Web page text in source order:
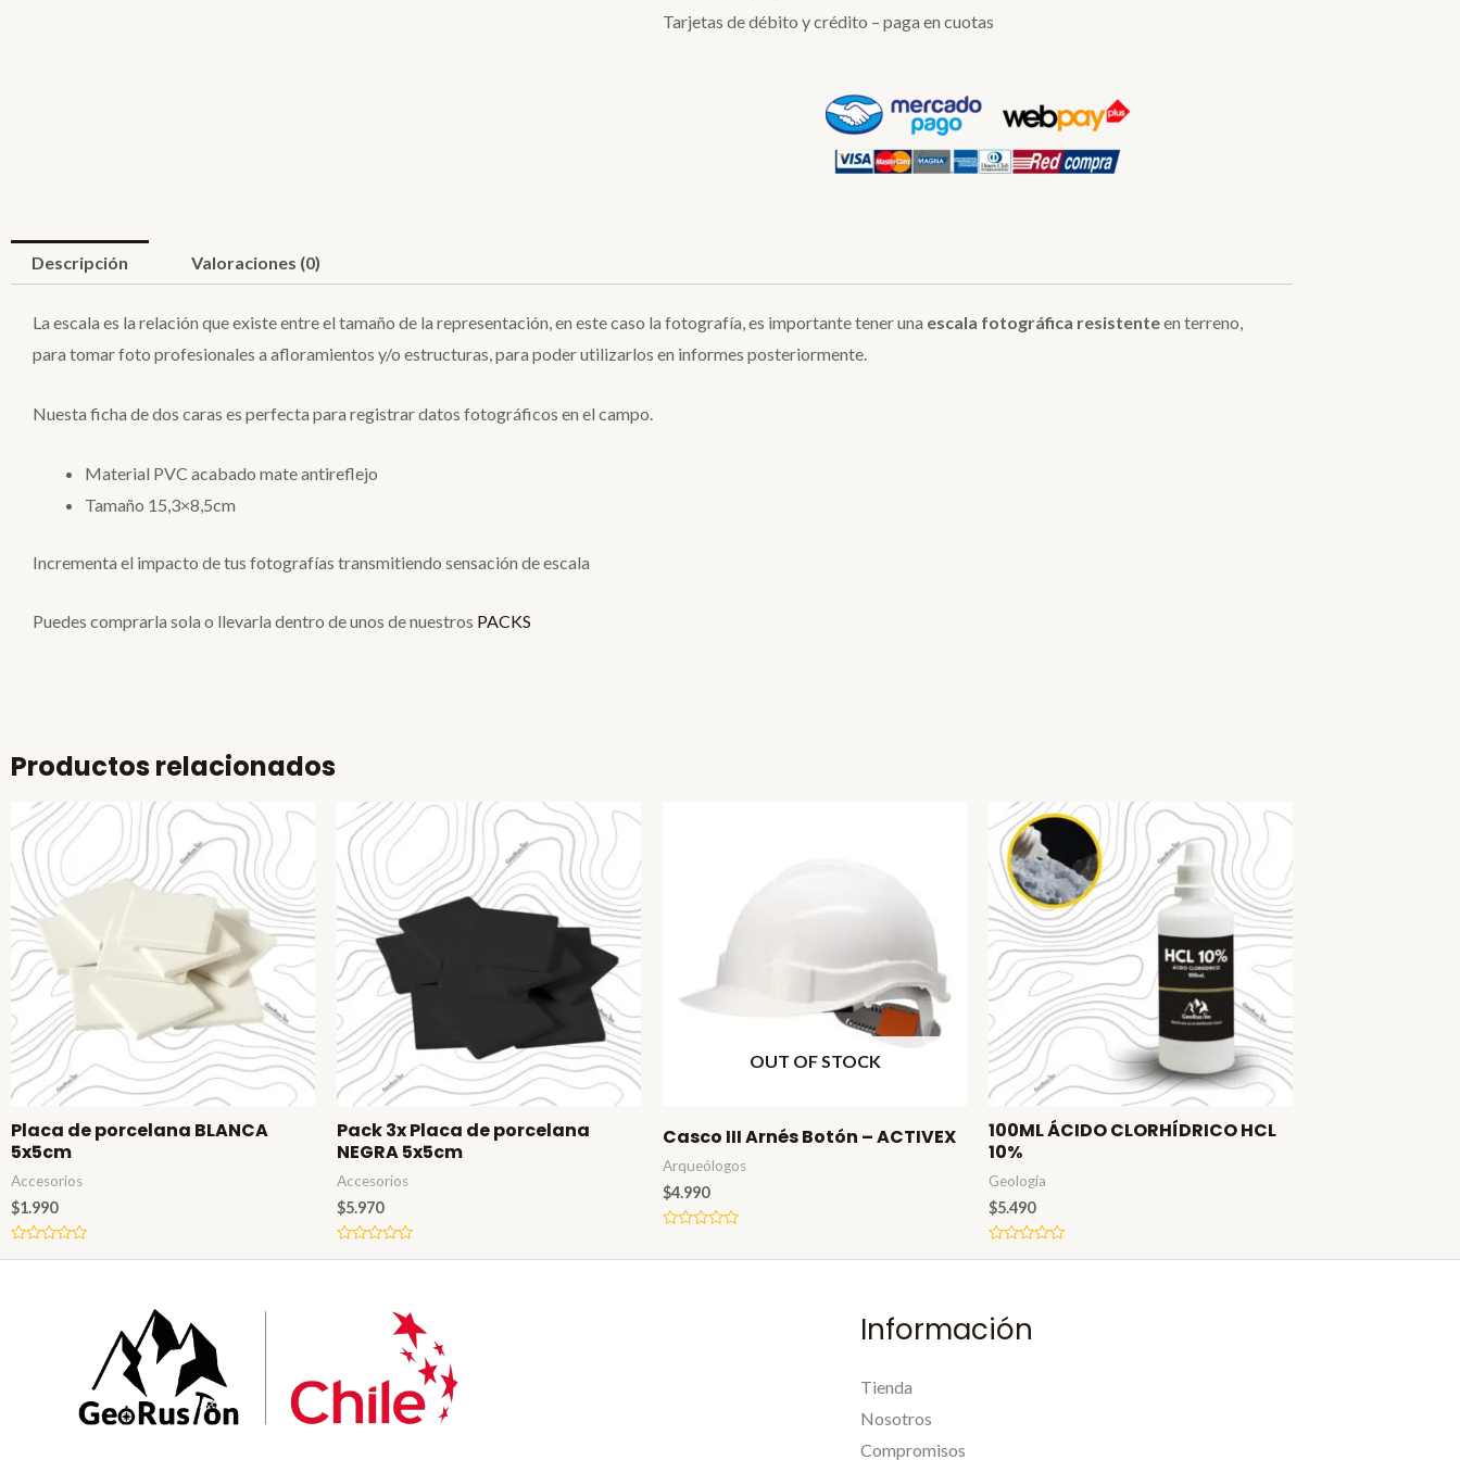
Tarjetas de débito y crédito – paga en cuotas
Descripción Valoraciones (0)
La escala es la relación que existe entre el tamaño de la representación, en este caso la fotografía, es importante tener una escala fotográfica resistenteen terreno,
para tomar foto profesionales a afloramientos y/o estructuras, para poder utilizarlos en informes posteriormente.
Nuesta ficha de dos caras es perfecta para registrar datos fotográficos en el campo.
Material PVC acabado mate antireflejo
Tamaño 15,3×8,5cm
Incrementa el impacto de tus fotografías transmitiendo sensación de escala
Puedes comprarla sola o llevarla dentro de unos de nuestros PACKS
Productos relacionados
Placa de porcelana BLANCA
5x5cm
Accesorios
$1.990
Pack 3x Placa de porcelana
NEGRA 5x5cm
Accesorios
$5.970
OUT OF STOCK
Casco III Arnés Botón – ACTIVEX
Arqueólogos
$4.990
100ML ÁCIDO CLORHÍDRICO HCL
10%
Geología
$5.490
Información
Tienda
Nosotros
Compromisos